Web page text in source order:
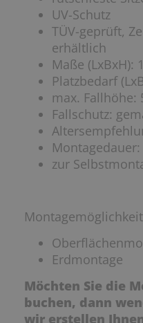
UV-Schutz
TÜV-geprüft,
erhältlich
Maße (LxBxH):
Platzbedarf
max. Fallhöhe:
Fallschutz:
Montagedauer:
zur
Erdmontage
Möchten Sie die
buchen, dann
wir erstellen